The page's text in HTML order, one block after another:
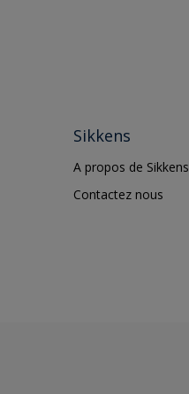
Sikkens
A propos de Sikkens
Contactez nous